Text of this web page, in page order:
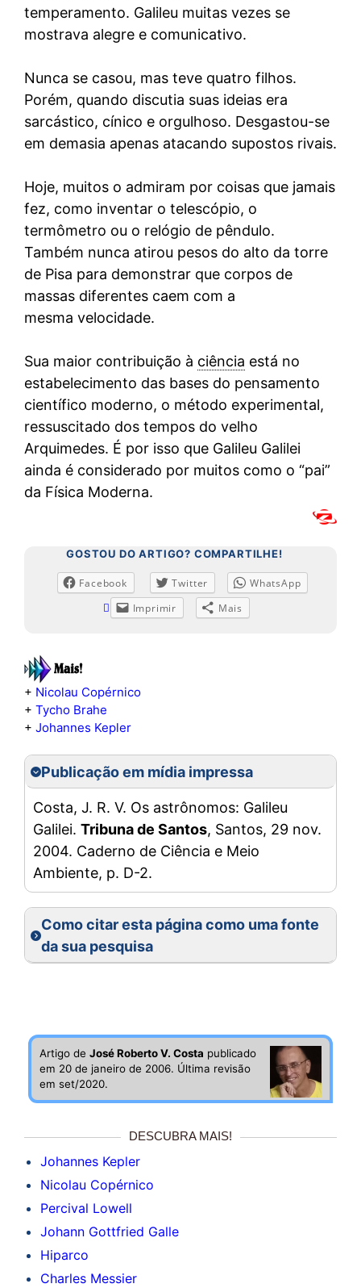
temperamento. Galileu muitas vezes se
mostrava alegre e comunicativo.
Nunca se casou, mas teve quatro filhos.
Porém, quando discutia suas ideias era
sarcástico, cínico e orgulhoso. Desgastou-se
em demasia apenas atacando supostos rivais.
Hoje, muitos o admiram por coisas que jamais
fez, como inventar o telescópio, o
termômetro ou o relógio de pêndulo.
Também nunca atirou pesos do alto da torre
de Pisa para demonstrar que corpos de
massas diferentes caem com a
mesma velocidade.
Sua maior contribuição à ciência está no
estabelecimento das bases do pensamento
científico moderno, o método experimental,
ressuscitado dos tempos do velho
Arquimedes. É por isso que Galileu Galilei
ainda é considerado por muitos como o “pai”
da Física Moderna.
GOSTOU DO ARTIGO? COMPARTILHE!
Facebook Twitter
WhatsApp
Imprimir
Mais
+ Nicolau Copérnico
+ Tycho Brahe
+ Johannes Kepler
Publicação em mídia impressa
Costa, J. R. V. Os astrônomos: Galileu
Galilei. Tribuna de Santos, Santos, 29 nov.
2004. Caderno de Ciência e Meio
Ambiente, p. D-2.
Como citar esta página como uma fonte
da sua pesquisa
Artigo deJosé Roberto V. Costa publicado
em 20 de janeiro de 2006. Última revisão
em set/2020.
DESCUBRA MAIS!
Johannes Kepler
Nicolau Copérnico
Percival Lowell
Johann Gottfried Galle
Hiparco
Charles Messier